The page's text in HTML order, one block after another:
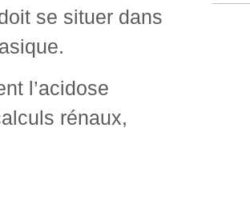
se situer dans
l’acidose
rénaux,